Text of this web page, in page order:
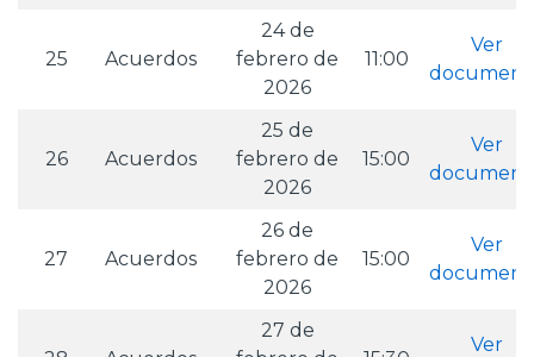
25 Acuerdos
24 de
febrero de
2026
11:00
Ver
26 Acuerdos
25 de
febrero de
2026
15:00
Ver
27 Acuerdos
26 de
febrero de
2026
15:00
Ver
27 de
Ver